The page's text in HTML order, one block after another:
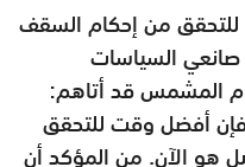
من إحكام السقف
صانعي السياسات
المشمس قد أتاهم:
فإن أفضل وقت للتحقق
هو الآن. من المؤكد أن